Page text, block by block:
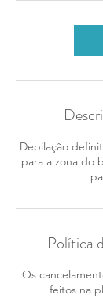
Depilação
para a zona do
Política
Os
feitos na